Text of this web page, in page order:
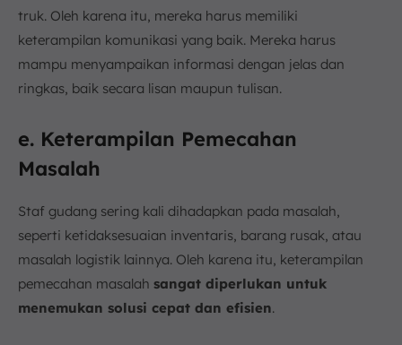
truk. Oleh karena itu, mereka harus memiliki
keterampilan komunikasi yang baik. Mereka harus
mampu menyampaikan informasi dengan jelas dan
ringkas, baik secara lisan maupun tulisan.
e. Keterampilan Pemecahan
Masalah
Staf gudang sering kali dihadapkan pada masalah,
seperti ketidaksesuaian inventaris, barang rusak, atau
masalah logistik lainnya. Oleh karena itu, keterampilan
pemecahan masalah sangat diperlukan untuk
menemukan solusi cepat dan efisien.